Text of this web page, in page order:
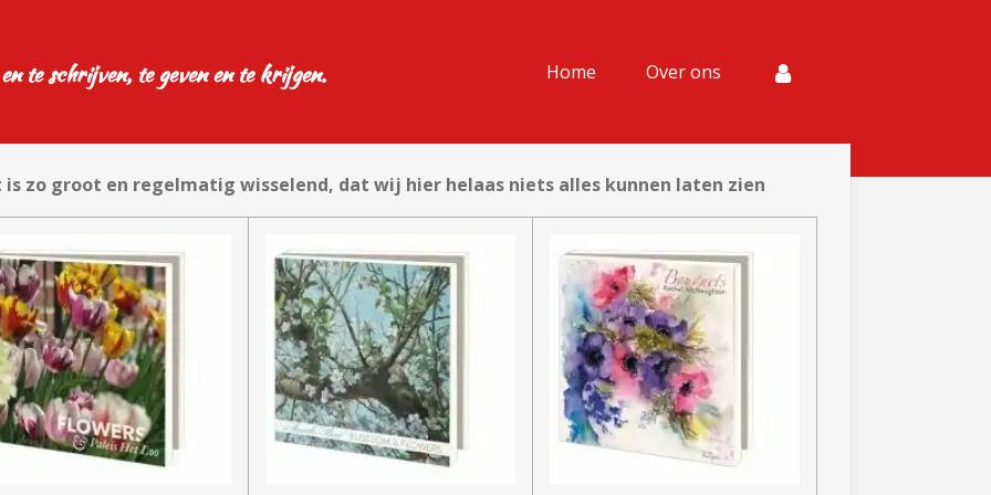
te schrijven, te geven en te krijgen. Home Over ons
zo groot en regelmatig wisselend, dat wij hier helaas niets alles kunnen laten zien